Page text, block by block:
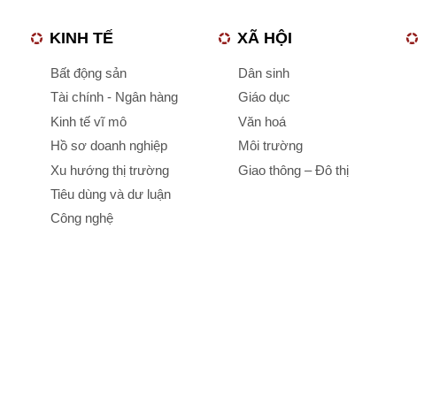
KINH TẾ
Bất động sản
Tài chính - Ngân hàng
Kinh tế vĩ mô
Hồ sơ doanh nghiệp
Xu hướng thị trường
Tiêu dùng và dư luận
Công nghệ
XÃ HỘI
Dân sinh
Giáo dục
Văn hoá
Môi trường
Giao thông – Đô thị